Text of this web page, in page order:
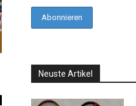
Neuste Artikel